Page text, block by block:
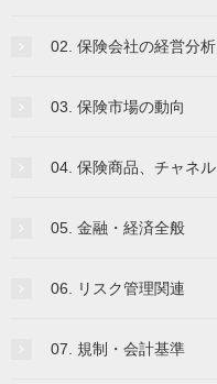
02. 保険会社の経営分析
03. 保険市場の動向
04. 保険商品、チャネル
05. 金融・経済全般
06. リスク管理関連
07. 規制・会計基準